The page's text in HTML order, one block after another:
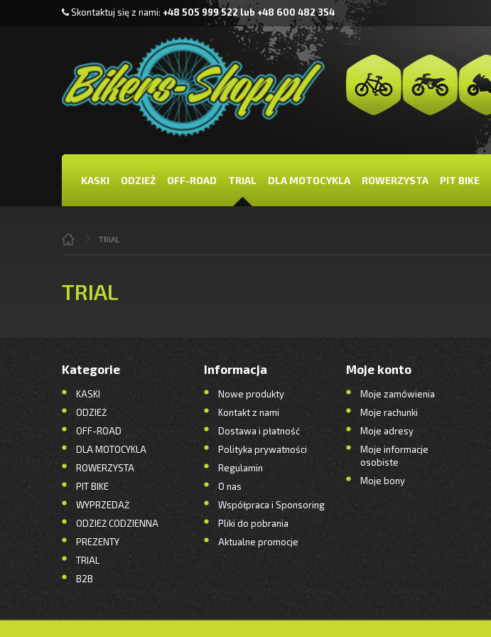
Skontaktuj się z nami: +48 505 999 522 lub +48 600 482 354
KASKI ODZIEŻ OFF-ROAD TRIAL DLA MOTOCYKLA ROWERZYSTA PIT BIKE
TRIAL
TRIAL
Kategorie
KASKI
ODZIEŻ
OFF-ROAD
DLA MOTOCYKLA
ROWERZYSTA
PIT BIKE
WYPRZEDAŻ
ODZIEŻ CODZIENNA
PREZENTY
TRIAL
B2B
Informacja
Nowe produkty
Kontakt z nami
Dostawa i płatność
Polityka prywatności
Regulamin
O nas
Współpraca i Sponsoring
Pliki do pobrania
Aktualne promocje
Moje konto
Moje zamówienia
Moje rachunki
Moje adresy
Moje informacje
osobiste
Moje bony